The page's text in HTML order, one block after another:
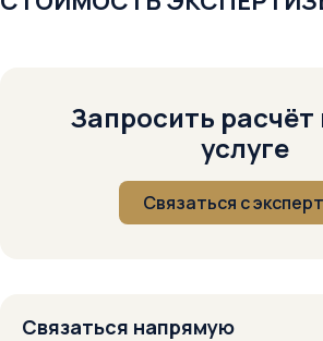
Запросить расчёт
услуге
Связаться с
Связаться напрямую